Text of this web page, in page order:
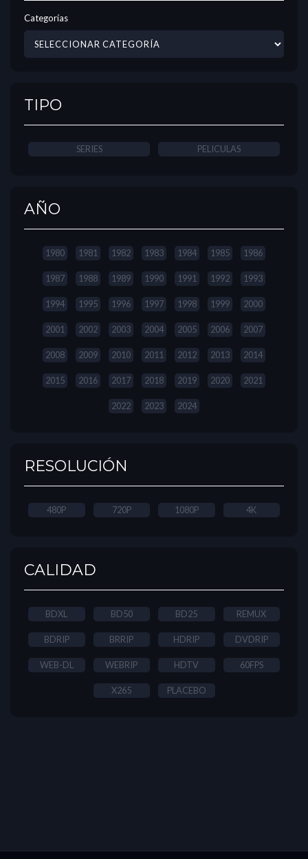
Categorías
TIPO
SERIES PELICULAS
AÑO
1980 1981 1982 1983 1984 1985 1986
1987 1988 1989 1990 1991 1992 1993
1994 1995 1996 1997 1998 1999 2000
2001 2002 2003 2004 2005 2006 2007
2008 2009 2010 2011 2012 2013 2014
2015 2016 2017 2018 2019 2020 2021
2022 2023 2024
RESOLUCIÓN
480P 720P 1080P 4K
CALIDAD
BDXL BD50 BD25 REMUX
BDRIP BRRIP HDRIP DVDRIP
WEB-DL WEBRIP HDTV 60FPS
X265 PLACEBO